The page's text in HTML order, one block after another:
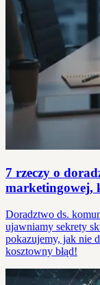
7 rzeczy o
marketingowej,
Doradztwo ds.
ujawniamy sekrety
pokazujemy, jak nie
kosztowny błąd!